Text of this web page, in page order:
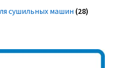
сушильных машин (28)